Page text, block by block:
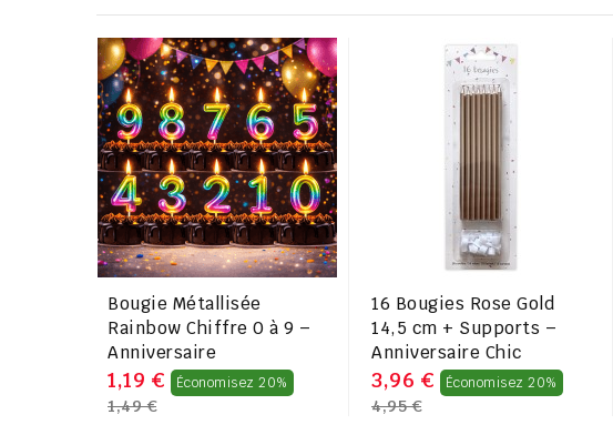
Bougie Métallisée
Rainbow Chiffre 0 à 9 –
Anniversaire
1,19 € Économisez 20% Prix
​​
1,49 €
16 Bougies Rose Gold
14,5 cm + Supports –
Anniversaire Chic
3,96 € Économisez 20% Prix
​​
4,95 €